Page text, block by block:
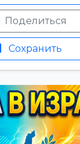
Поделиться
Сохранить